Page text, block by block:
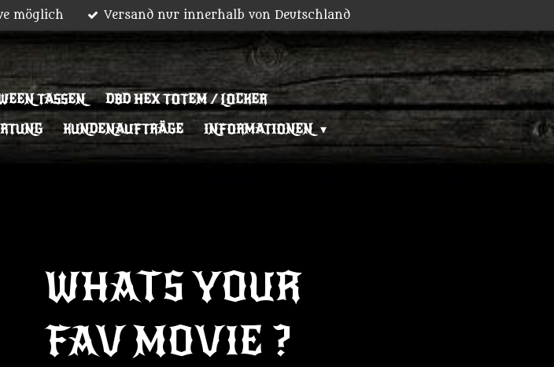
möglich Versand nur innerhalb von Deutschland
TASSEN
DBD HEX TOTEM / LOCKER
KUNDENAUFTRÄGE
INFORMATIONEN
WHATS YOUR
FAV MOVIE ?